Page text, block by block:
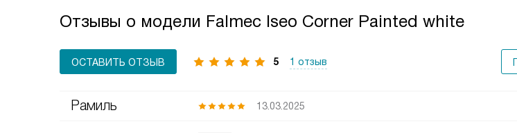
Отзывы о модели Falmec Iseo Corner Painted white
5 1 отзыв
ОСТАВИТЬ ОТЗЫВ
Рамиль 13.03.2025